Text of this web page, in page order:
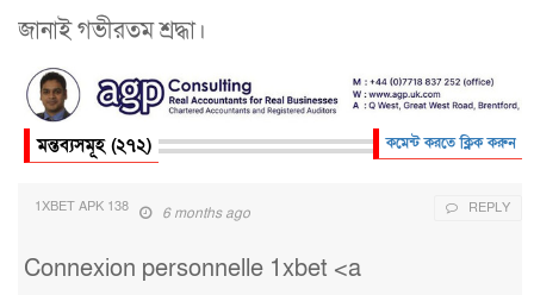
জানাই গভীরতম শ্রদ্ধা।
মন্তব্যসমূহ (২৭২) কমেন্ট করতে ক্লিক করুন
1XBET APK 138 REPLY
6 months ago
Connexion personnelle 1xbet <a